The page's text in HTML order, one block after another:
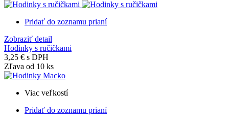
Pridať do zoznamu prianí
Zobraziť detail
Hodinky s ručičkami
3,25 € s DPH
Zľava od 10 ks
Viac veľkostí
Pridať do zoznamu prianí